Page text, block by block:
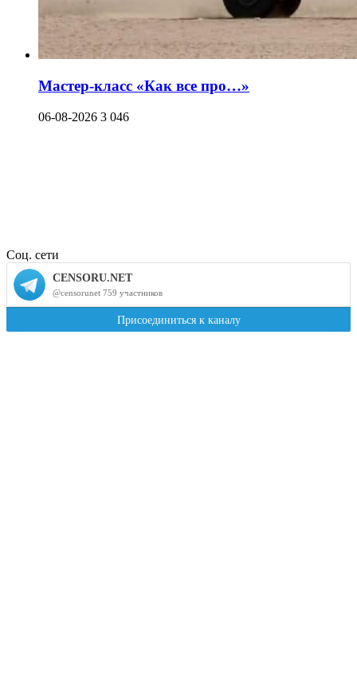
Мастер-класс «Как все про…»
06-08-2026 3 046
Соц. сети